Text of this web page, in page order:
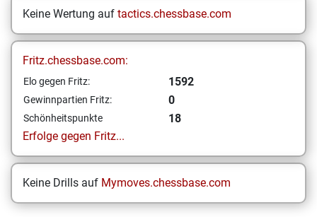
Keine Wertung auf tactics.chessbase.com
Fritz.chessbase.com:
Elo gegen Fritz: 1592
Gewinnpartien Fritz: 0
Schönheitspunkte
18
Erfolge gegen Fritz...
Keine Drills auf Mymoves.chessbase.com